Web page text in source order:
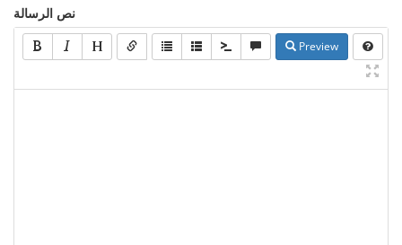
نص الرسالة
Preview